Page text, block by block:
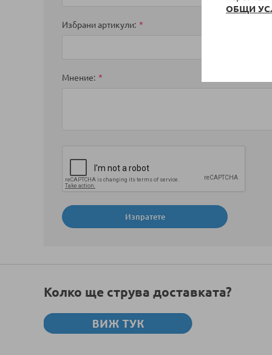
ОБЩИ
Избрани артикули
Мнение
Изпратете
Колко ще струва доставката?